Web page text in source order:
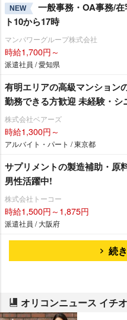
NEW
一般事務・OA事務/
ト10から17時
マンパワーグループ株式会社
時給1,700円～
派遣社員 / 愛知県
有明エリアの⾼級マンション
勤務できる方歓迎 未経験・シ
株式会社ベアーズ
時給1,300円～
アルバイト・パート / 東京都
サプリメントの製造補助・原
男性活躍中!
株式会社トーコー
時給1,500円～1,875円
派遣社員 / 大阪府
続
オリコンニュース イチ